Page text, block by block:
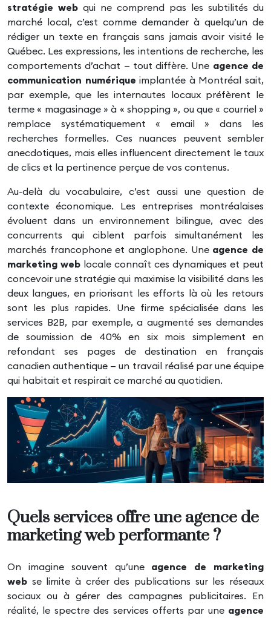
stratégie web qui ne comprend pas les subtilités du
marché local, c’est comme demander à quelqu’un de
rédiger un texte en français sans jamais avoir visité le
Québec. Les expressions, les intentions de recherche, les
comportements d’achat — tout diffère. Une agence de
communication numérique implantée à Montréal sait,
par exemple, que les internautes locaux préfèrent le
terme « magasinage » à « shopping », ou que « courriel »
remplace systématiquement « email » dans les
recherches formelles. Ces nuances peuvent sembler
anecdotiques, mais elles influencent directement le taux
de clics et la pertinence perçue de vos contenus.
Au-delà du vocabulaire, c’est aussi une question de
contexte économique. Les entreprises montréalaises
évoluent dans un environnement bilingue, avec des
concurrents qui ciblent parfois simultanément les
marchés francophone et anglophone. Une agence de
marketing web locale connaît ces dynamiques et peut
concevoir une stratégie qui maximise la visibilité dans les
deux langues, en priorisant les efforts là où les retours
sont les plus rapides. Une firme spécialisée dans les
services B2B, par exemple, a augmenté ses demandes
de soumission de 40% en six mois simplement en
refondant ses pages de destination en français
canadien authentique — un travail réalisé par une équipe
qui habitait et respirait ce marché au quotidien.
Quels services offre une agence de
marketing web performante ?
On imagine souvent qu’une agence de marketing
web se limite à créer des publications sur les réseaux
sociaux ou à gérer des campagnes publicitaires. En
réalité, le spectre des services offerts par une agence